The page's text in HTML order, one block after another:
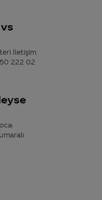
İletişim
222 02